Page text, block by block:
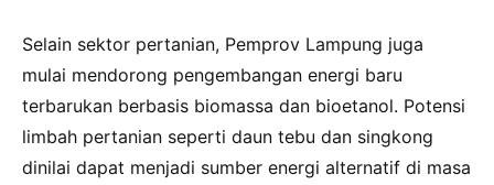
Selain sektor pertanian, Pemprov Lampung juga
mulai mendorong pengembangan energi baru
terbarukan berbasis biomassa dan bioetanol. Potensi
limbah pertanian seperti daun tebu dan singkong
dinilai dapat menjadi sumber energi alternatif di masa